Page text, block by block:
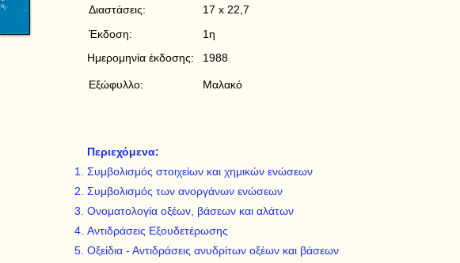
Διαστάσεις:
Έκδοση:
Ημερομηνία έκδοσης:
Εξώφυλλο:
17 x 22,7
1η
1988
Μαλακό
Περιεχόμενα:
Συμβολισμός στοιχείων και χημικών ενώσεων
Συμβολισμός των ανοργάνων ενώσεων
Ονοματολογία οξέων, βάσεων και αλάτων
Αντιδράσεις Εξουδετέρωσης
Οξείδια - Αντιδράσεις ανυδρίτων οξέων και βάσεων